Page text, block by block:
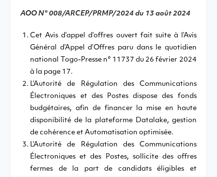
AOO N° 008/ARCEP/PRMP/2024 du 13 août 2024
Cet Avis d’appel d’offres ouvert fait suite à l’Avis
Général d’Appel d’Offres paru dans le quotidien
national Togo-Presse n° 11737 du 26 février 2024
à la page 17.
L’Autorité de Régulation des Communications
Électroniques et des Postes dispose des fonds
budgétaires, afin de financer la mise en haute
disponibilité de la plateforme Datalake, gestion
de cohérence et Automatisation optimisée.
L’Autorité de Régulation des Communications
Électroniques et des Postes, sollicite des offres
fermes de la part de candidats éligibles et